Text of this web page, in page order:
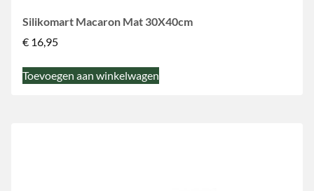
Silikomart Macaron Mat 30X40cm
€ 16,95
Toevoegen aan winkelwagen